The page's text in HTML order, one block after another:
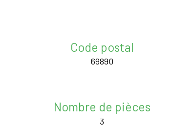
Code postal
69890
Nombre de pièces
3